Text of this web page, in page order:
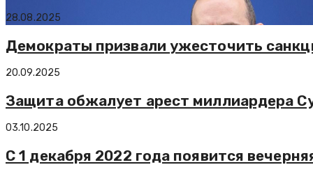
28.08.2025
Демократы призвали ужесточить
20.09.2025
Защита обжалует арест миллиардера
03.10.2025
С 1 декабря 2022 года появится